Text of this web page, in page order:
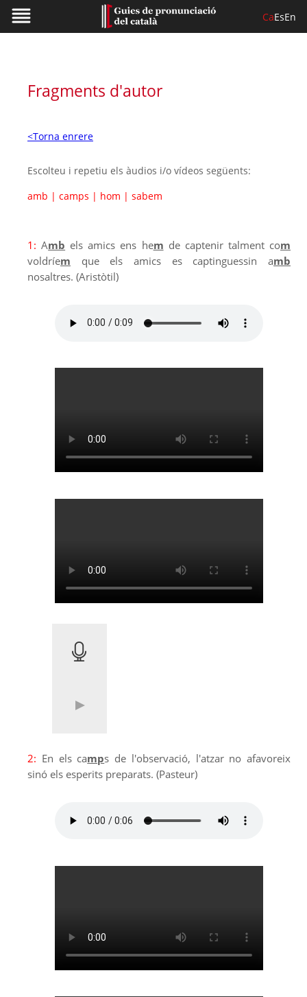
CaEsEn
Fragments d'autor
<Torna enrere
Escolteu i repetiu els àudios i/o vídeos següents:
amb | camps | hom | sabem
1: Amb els amics ens hem de captenir talment com
voldríem que els amics es captinguessin amb
nosaltres. (Aristòtil)
2: En els camps de l'observació, l'atzar no afavoreix
sinó els esperits preparats. (Pasteur)